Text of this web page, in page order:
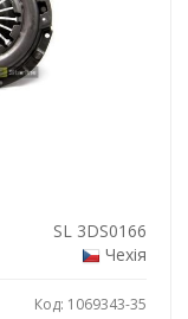
SL 3DS0166
Чехія
Код: 1069343-35